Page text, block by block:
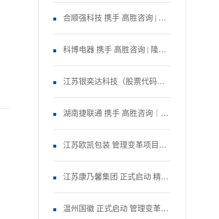
咨询 启动管理变革项目
合顺强科技 携手 高胜咨询 | 隆
重召开 精益生产项目誓师大
会！
科博电器 携手 高胜咨询 | 隆重
召开 品质管理提升项目启动大
会！
江苏银奕达科技（股票代码：
836235） 携手 高胜咨询｜正式
启动 管理变革项目
湖南捷联通 携手 高胜咨询｜正
式启动 精益生产项目！
江苏欧凯包装 管理变革项目人
资改善模块 圆满收官！
江苏康乃馨集团 正式启动 精益
生产项目二期！
温州国徽 正式启动 管理变革&